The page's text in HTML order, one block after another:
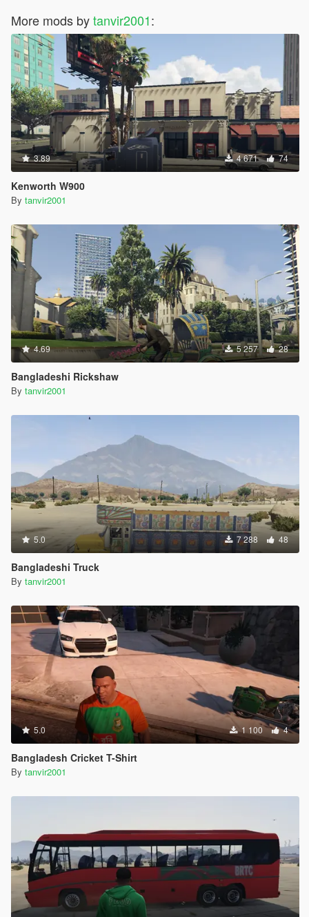
More mods bytanvir2001:
3.89 4 671 74
Kenworth W900
By tanvir2001
4.69 5 257 28
Bangladeshi Rickshaw
By tanvir2001
5.0 7 288 48
Bangladeshi Truck
By tanvir2001
5.0 1 100 4
Bangladesh Cricket T-Shirt
By tanvir2001